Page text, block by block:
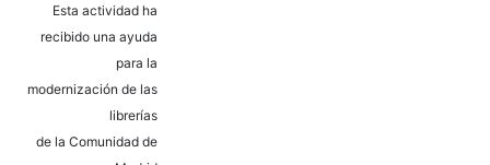
Esta actividad ha
recibido una ayuda
para la
modernización de las
librerías
de la Comunidad de